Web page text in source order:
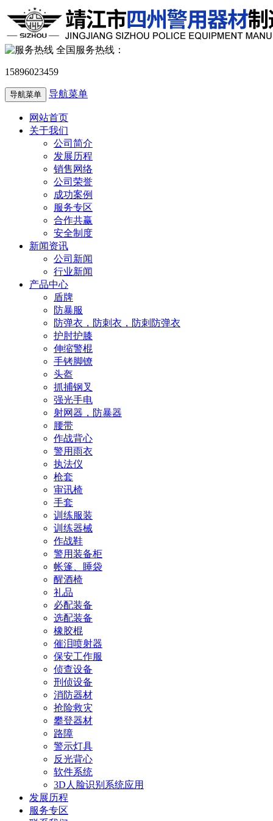
全国服务热线：
15896023459
导航菜单 导航菜单
网站首页
关于我们
公司简介
发展历程
销售网络
公司荣誉
成功案例
服务专区
合作共赢
安全制度
新闻资讯
公司新闻
行业新闻
产品中心
盾牌
防暴服
防弹衣，防刺衣，防刺防弹衣
护肘护膝
伸缩警棍
手铐脚镣
头盔
抓捕钢叉
强光手电
射网器，防暴器
腰带
作战背心
警用雨衣
执法仪
枪套
审讯椅
手套
训练服装
训练器械
作战鞋
警用装备柜
帐篷、睡袋
醒酒椅
礼品
必配装备
选配装备
橡胶棍
催泪喷射器
保安工作服
侦查设备
刑侦设备
消防器材
抢险救灾
攀登器材
路障
警示灯具
反光背心
软件系统
3D人脸识别系统应用
发展历程
服务专区